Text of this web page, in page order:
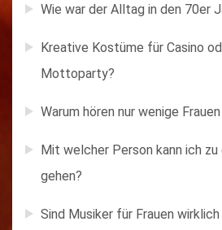
Wie war der Alltag in den 70er
Kreative Kostüme für Casino
Mottoparty?
Warum hören nur wenige
Mit welcher Person kann ich
gehen?
Sind Musiker für Frauen